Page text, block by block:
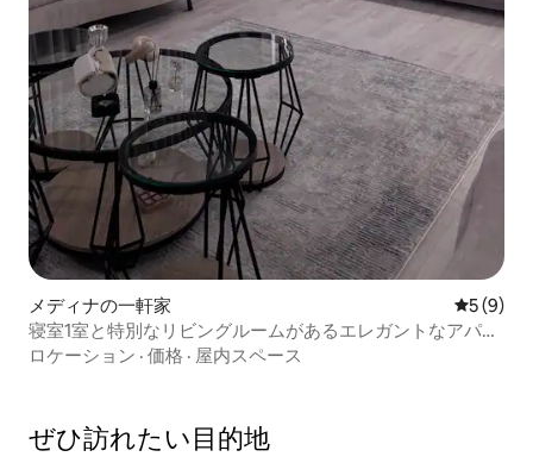
メディナの一軒家 レビュー
5 (9)
寝室1室と特別なリビングルームがあるエレガントなアパー
トメント
ロケーション · 価格 · 屋内スペース
ぜひ訪⁠れ⁠た⁠い目⁠的⁠地